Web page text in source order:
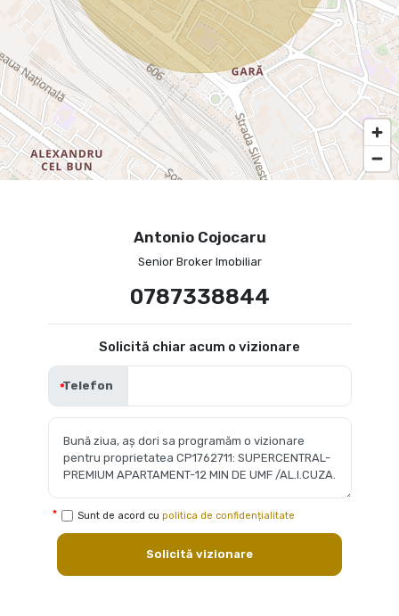
Antonio Cojocaru
Senior Broker Imobiliar
0787338844
Solicită chiar acum o vizionare
Telefon
Sunt de acord cu politica de confidențialitate
Solicită vizionare